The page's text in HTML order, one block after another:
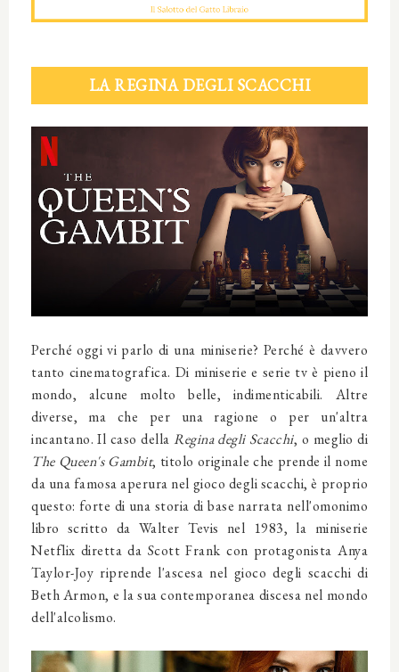
LA REGINA DEGLI SCACCHI
Perché oggi vi parlo di una miniserie? Perché è davvero
tanto cinematografica. Di miniserie e serie tv è pieno il
mondo, alcune molto belle, indimenticabili. Altre
diverse, ma che per una ragione o per un'altra
incantano. Il caso dellaRegina degli Scacchi, o meglio di
The Queen's Gambit, titolo originale che prende il nome
da una famosa aperura nel gioco degli scacchi, è proprio
questo: forte di una storia di base narrata nell'omonimo
libro scritto da Walter Tevis nel 1983, la miniserie
Netflix diretta da Scott Frank con protagonista Anya
Taylor-Joy riprende l'ascesa nel gioco degli scacchi di
Beth Armon, e la sua contemporanea discesa nel mondo
dell'alcolismo.